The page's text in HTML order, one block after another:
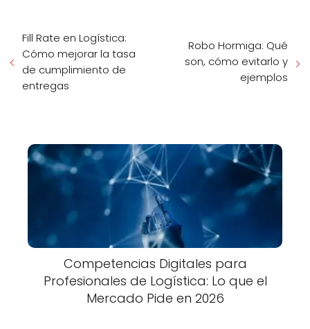
Fill Rate en Logística:
Cómo mejorar la tasa
de cumplimiento de
entregas
Robo Hormiga: Qué
son, cómo evitarlo y
ejemplos
Competencias Digitales para
Profesionales de Logística: Lo que el
Mercado Pide en 2026